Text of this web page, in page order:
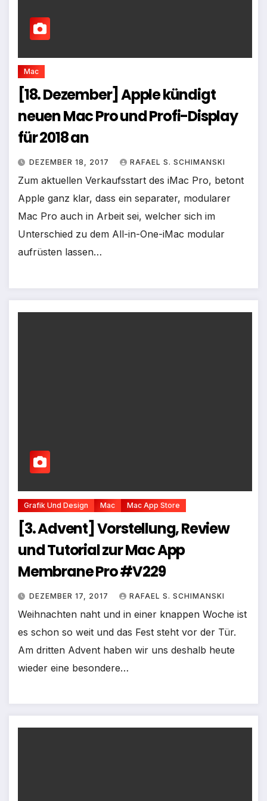
Mac
[18. Dezember] Apple kündigt
neuen Mac Pro und Profi-Display
für 2018 an
DEZEMBER 18, 2017 RAFAEL S. SCHIMANSKI
Zum aktuellen Verkaufsstart des iMac Pro, betont
Apple ganz klar, dass ein separater, modularer
Mac Pro auch in Arbeit sei, welcher sich im
Unterschied zu dem All-in-One-iMac modular
aufrüsten lassen…
Grafik Und Design Mac Mac App Store
[3. Advent] Vorstellung, Review
und Tutorial zur Mac App
Membrane Pro #V229
DEZEMBER 17, 2017 RAFAEL S. SCHIMANSKI
Weihnachten naht und in einer knappen Woche ist
es schon so weit und das Fest steht vor der Tür.
Am dritten Advent haben wir uns deshalb heute
wieder eine besondere…